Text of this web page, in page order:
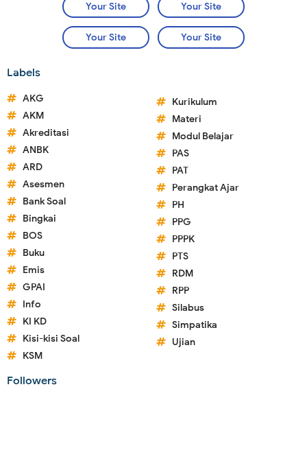
Your Site Your Site
Your Site Your Site
Labels
AKG
AKM
Akreditasi
ANBK
ARD
Asesmen
Bank Soal
Bingkai
BOS
Buku
Emis
GPAI
Info
KI KD
Kisi-kisi Soal
KSM
Kurikulum
Materi
Modul Belajar
PAS
PAT
Perangkat Ajar
PH
PPG
PPPK
PTS
RDM
RPP
Silabus
Simpatika
Ujian
Followers